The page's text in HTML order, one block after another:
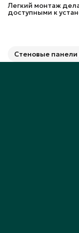
Легкий монтаж
доступными к
Стеновые